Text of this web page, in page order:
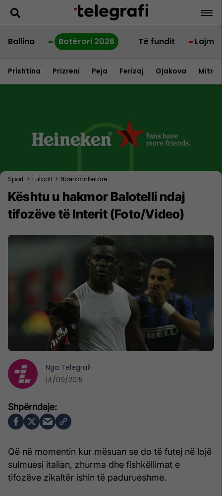
Ballina Botërori 2026 Të fundit Lajme
Prishtina Prizreni Peja Ferizaj Gjakova
Sport > Futboll > Ndërkombëtare
Kështu u hakmor Balotelli ndaj
tifozëve të Interit (Foto/Video)
Që në momentin kur mësuan se do të futej në lojë
sulmuesi italian, zhurma dhe fishkëllimat e
tifozëve zikaltër ishin të padurueshme.
Nga Telegrafi
14/09/2015